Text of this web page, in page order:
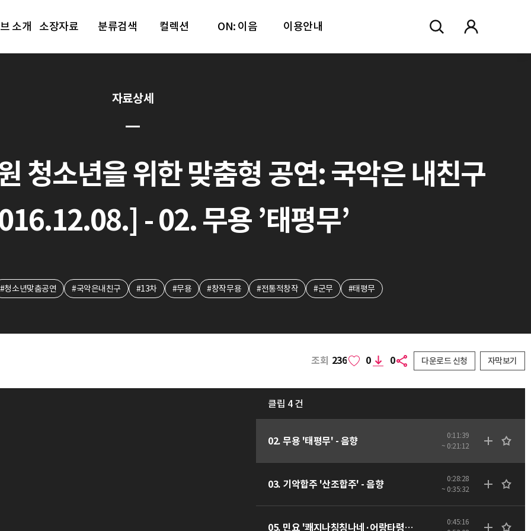
소개 소장자료 분류검색 컬렉션 ON: 이음 이용안내
자료상세
청소년을 위한 맞춤형 공연: 국악은 내친구
- 02. 무용 ’태평무’
#청소년맞춤공연 #국악은내친구 #13차 #무용 #창작무용 #전통적창작 #군무 #태평무
조회 236 0 0 다운로드 신청 자막보기
클립 4 건
02. 무용 '태평무' - 음향
0:11:39
~ 0:21:12
03. 기악합주 '산조합주' - 음향
0:28:28
~ 0:35:32
05. 민요 '쾌지나칭칭나네·어랑타령·옹헤야·진도아리랑' - 음향
0:45:16